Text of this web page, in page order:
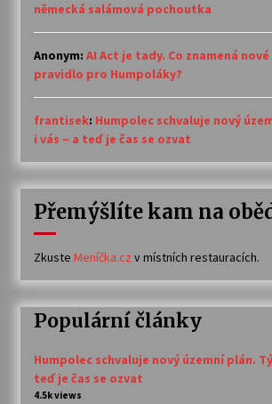
německá salámová pochoutka
Anonym: AI Act je tady. Co znamená
pravidlo pro Humpoláky?
frantisek: Humpolec schvaluje nový
i vás – a teď je čas se ozvat
Přemýšlíte kam na
Zkuste Meníčka.cz v místních restauracích.
Populární články
Humpolec schvaluje nový územní plán.
teď je čas se ozvat
4.5k views